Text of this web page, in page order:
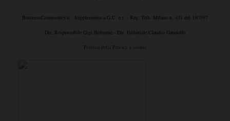
BusinessCommunity.it - Supplemento a G.C. e t. - Reg. Trib. Milano n. 431 del 19/7/97
Dir. Responsabile Gigi Beltrame - Dir. Editoriale Claudio Gandolfo
Politica della Privacy e cookie